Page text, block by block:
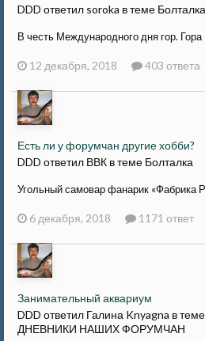
DDD ответил soroka в теме Болталка
В честь Международного дня гор.
12 декабря, 2018 403 ответа
Есть ли у форумчан другие хобби?
DDD ответил ВВК в теме Болталка
Угольный самовар фанарик «Фабрика
6 декабря, 2018 1171 ответ
Занимательный аквариум
DDD ответил Галина Knyagna в теме
ДНЕВНИКИ НАШИХ ФОРУМЧАН